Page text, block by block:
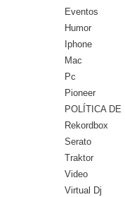
Eventos
Humor
Iphone
Mac
Pc
Pioneer
POLÍTICA
Rekordbox
Serato
Traktor
Video
Virtual Dj